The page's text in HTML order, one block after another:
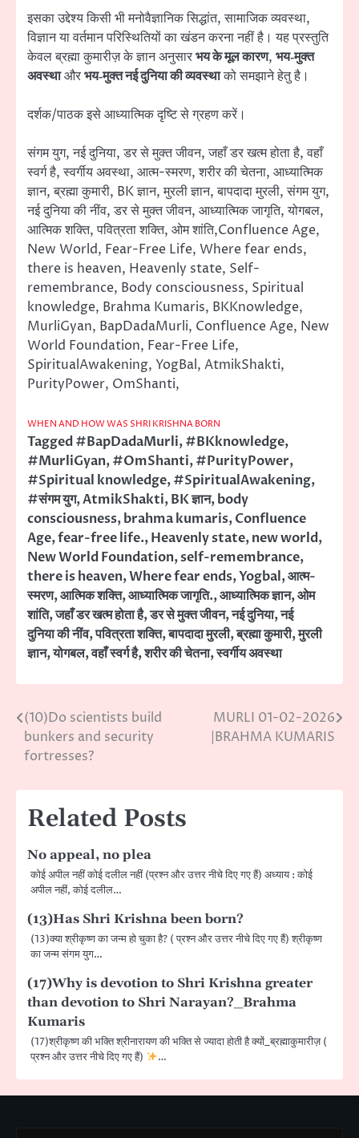
इसका उद्देश्य किसी भी मनोवैज्ञानिक सिद्धांत, सामाजिक व्यवस्था,
विज्ञान या वर्तमान परिस्थितियों का खंडन करना नहीं है। यह प्रस्तुति
केवल ब्रह्मा कुमारीज़ के ज्ञान अनुसारभय के मूल कारण, भय‑मुक्त
अवस्थाऔरभय‑मुक्त नई दुनिया की व्यवस्थाको समझाने हेतु है।
दर्शक/पाठक इसे आध्यात्मिक दृष्टि से ग्रहण करें।
संगम युग, नई दुनिया, डर से मुक्त जीवन, जहाँ डर खत्म होता है, वहाँ
स्वर्ग है, स्वर्गीय अवस्था, आत्म-स्मरण, शरीर की चेतना, आध्यात्मिक
ज्ञान, ब्रह्मा कुमारी, BK ज्ञान, मुरली ज्ञान, बापदादा मुरली, संगम युग,
नई दुनिया की नींव, डर से मुक्त जीवन, आध्यात्मिक जागृति, योगबल,
आत्मिक शक्ति, पवित्रता शक्ति, ओम शांति,Confluence Age,
New World, Fear-Free Life, Where fear ends,
there is heaven, Heavenly state, Self-
remembrance, Body consciousness, Spiritual
knowledge, Brahma Kumaris, BKKnowledge,
MurliGyan, BapDadaMurli, Confluence Age, New
World Foundation, Fear-Free Life,
SpiritualAwakening, YogBal, AtmikShakti,
PurityPower, OmShanti,
WHEN AND HOW WAS SHRI KRISHNA BORN
Tagged#BapDadaMurli,#BKknowledge,
#MurliGyan,#OmShanti,#PurityPower,
#Spiritual knowledge,#SpiritualAwakening,
#संगम युग,AtmikShakti,BK ज्ञान,body
consciousness,brahma kumaris,Confluence
Age,fear-free life.,Heavenly state,new world,
New World Foundation,self-remembrance,
there is heaven,Where fear ends,Yogbal,आत्म-
स्मरण,आत्मिक शक्ति,आध्यात्मिक जागृति.,आध्यात्मिक ज्ञान,ओम
शांति,जहाँ डर खत्म होता है,डर से मुक्त जीवन,नई दुनिया,नई
दुनिया की नींव,पवित्रता शक्ति,बापदादा मुरली,ब्रह्मा कुमारी,मुरली
ज्ञान,योगबल,वहाँ स्वर्ग है,शरीर की चेतना,स्वर्गीय अवस्था
Post
navigation
(10)Do scientists build
bunkers and security
fortresses?
MURLI 01-02-2026
|BRAHMA KUMARIS
Related Posts
No appeal, no plea
कोई अपील नहीं कोई दलील नहीं (प्रश्न और उत्तर नीचे दिए गए हैं) अध्याय : कोई
अपील नहीं, कोई दलील…
(13)Has Shri Krishna been born?
(13)क्या श्रीकृष्ण का जन्म हो चुका है? ( प्रश्न और उत्तर नीचे दिए गए हैं) श्रीकृष्ण
का जन्म संगम युग…
(17)Why is devotion to Shri Krishna greater
than devotion to Shri Narayan?_Brahma
Kumaris
(17)श्रीकृष्ण की भक्ति श्रीनारायण की भक्ति से ज्यादा होती है क्यों_ब्रह्माकुमारीज़ (
प्रश्न और उत्तर नीचे दिए गए हैं)
…